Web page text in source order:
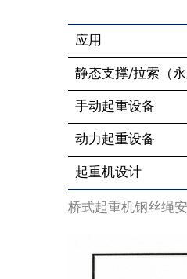
应用
静态支撑/拉索（永
手动起重设备
动力起重设备
起重机设计
桥式起重机钢丝绳